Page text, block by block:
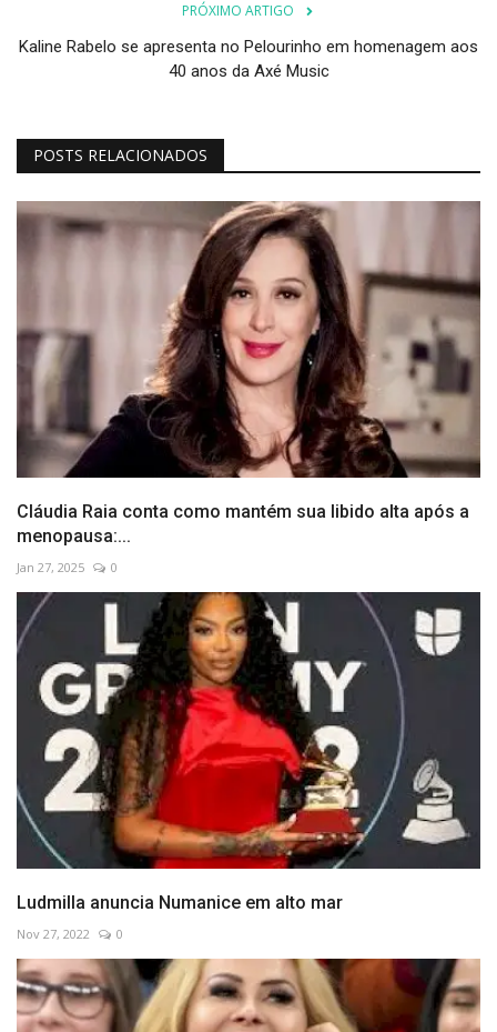
PRÓXIMO ARTIGO
Kaline Rabelo se apresenta no Pelourinho em homenagem aos
40 anos da Axé Music
POSTS RELACIONADOS
Cláudia Raia conta como mantém sua libido alta após a
menopausa:...
Jan 27, 2025 0
Ludmilla anuncia Numanice em alto mar
Nov 27, 2022 0